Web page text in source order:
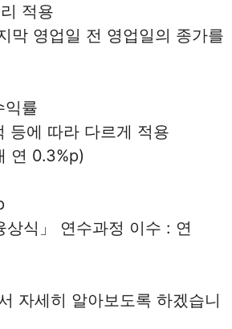
적용
막 영업일 전 영업일의 종가를
익률
등에 따라 다르게 적용
연 0.3%p)
식」 연수과정 이수 : 연
자세히 알아보도록 하겠습니